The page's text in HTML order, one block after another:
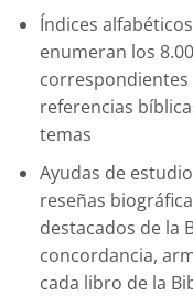
Índices
enumeran los
referencias
temas
Ayudas de
reseñas
destacados de la
concordancia,
cada libro de la